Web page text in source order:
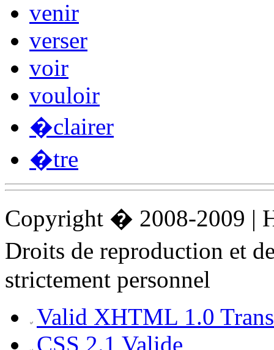
venir
verser
voir
vouloir
�clairer
�tre
Copyright � 2008-2009 |
Droits de reproduction et
strictement personnel
Valid XHTML 1.0
CSS 2.1 Valide